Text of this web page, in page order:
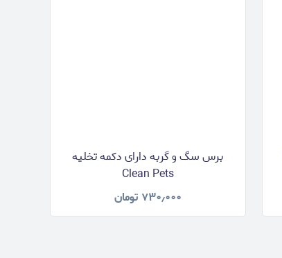
برس سگ و گربه دارای دکمه تخلیه
Clean Pets
۷۳۰٫۰۰۰ تومان